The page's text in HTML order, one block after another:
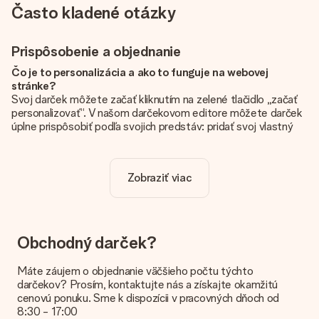
Často kladené otázky
Prispôsobenie a objednanie
Čo je to personalizácia a ako to funguje na webovej
stránke?
Svoj darček môžete začať kliknutím na zelené tlačidlo „začať
personalizovať“. V našom darčekovom editore môžete darček
úplne prispôsobiť podľa svojich predstáv: pridať svoj vlastný
Je personalizácia zahrnutá v cene?
Cena uvedená na webovej stránke zahŕňa personalizáciu Vášho
Ako zistím, či má môj obrázok správnu kvalitu?
Chceme sa uistiť, že ste so svojím darčekom úplne spokojní.
ste istí kvalitou obrázka, kontaktujte náš tím služieb
zákazníkom a priložte svoju fotografiu spolu s darčekom, ktorý
máte záujem objednať. Oni potom môžu skontrolovať kvalitu
za vás!
Zobraziť viac
Obchodný darček?
Máte záujem o objednanie väčšieho počtu týchto
darčekov? Prosím, kontaktujte nás a získajte okamžitú
cenovú ponuku. Sme k dispozícii v pracovných dňoch od
8:30 - 17:00